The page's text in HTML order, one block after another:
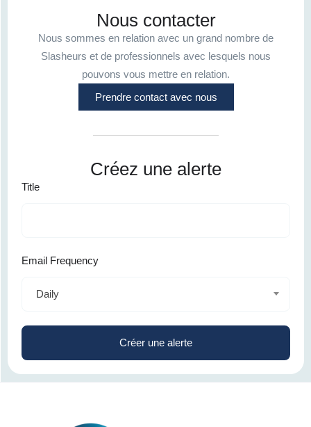
Nous contacter
Nous sommes en relation avec un grand nombre de
Slasheurs et de professionnels avec lesquels nous
pouvons vous mettre en relation.
Prendre contact avec nous
Créez une alerte
Title
Email Frequency
Daily
Créer une alerte